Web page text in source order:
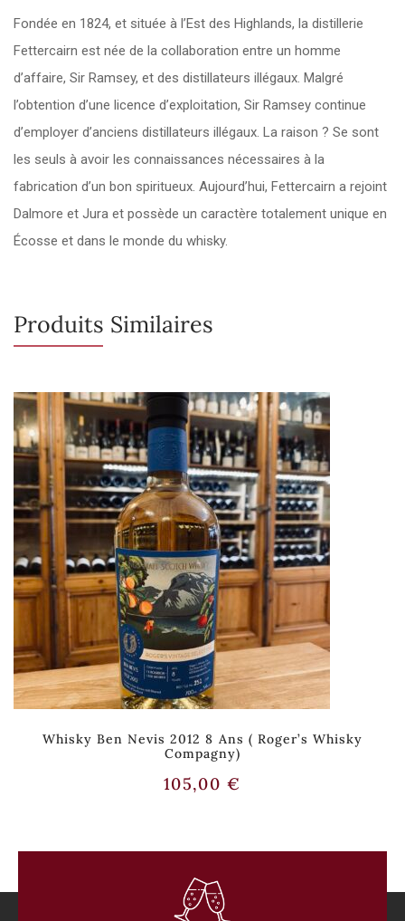
Fondée en 1824, et située à l’Est des Highlands, la distillerie
Fettercairn est née de la collaboration entre un homme
d’affaire, Sir Ramsey, et des distillateurs illégaux. Malgré
l’obtention d’une licence d’exploitation, Sir Ramsey continue
d’employer d’anciens distillateurs illégaux. La raison ? Se sont
les seuls à avoir les connaissances nécessaires à la
fabrication d’un bon spiritueux. Aujourd’hui, Fettercairn a rejoint
Dalmore et Jura et possède un caractère totalement unique en
Écosse et dans le monde du whisky.
Produits Similaires
Whisky Ben Nevis 2012 8 Ans ( Roger’s Whisky
Compagny)
105,00 €